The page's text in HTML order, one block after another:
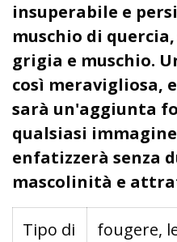
insuperabile e
muschio di
grigia e muschio.
così meravigliosa,
sarà un'aggiunta
qualsiasi
enfatizzerà senza
mascolinità e
Tipo di
fougere,